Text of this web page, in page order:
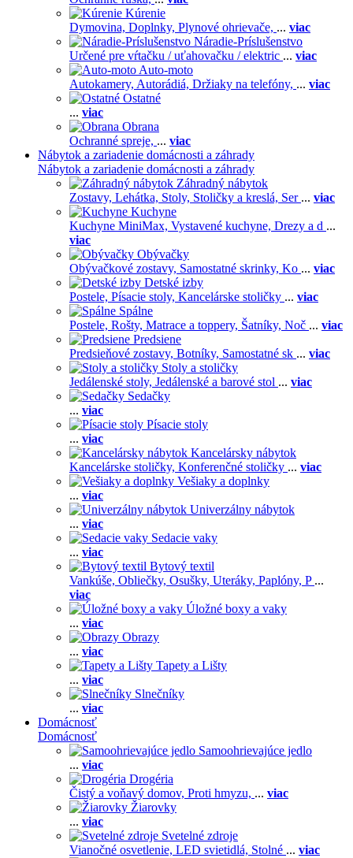
Kúrenie
Dymovina, Doplnky, Plynové ohrievače, ... viac
Náradie-Príslušenstvo
Určené pre vŕtačku / uťahovačku / elektric ... viac
Auto-moto
Autokamery, Autorádiá, Držiaky na telefóny, ... viac
Ostatné
... viac
Obrana
Ochranné spreje, ... viac
Nábytok a zariadenie domácnosti a záhrady
Nábytok a zariadenie domácnosti a záhrady
Záhradný nábytok
Zostavy, Lehátka, Stoly, Stoličky a kreslá, Ser ... viac
Kuchyne
Kuchyne MiniMax, Vystavené kuchyne, Drezy a d ...
viac
Obývačky
Obývačkové zostavy, Samostatné skrinky, Ko ... viac
Detské izby
Postele, Písacie stoly, Kancelárske stoličky ... viac
Spálne
Postele, Rošty, Matrace a toppery, Šatníky, Noč ... viac
Predsiene
Predsieňové zostavy, Botníky, Samostatné sk ... viac
Stoly a stoličky
Jedálenské stoly, Jedálenské a barové stol ... viac
Sedačky
... viac
Písacie stoly
... viac
Kancelársky nábytok
Kancelárske stoličky, Konferenčné stoličky ... viac
Vešiaky a doplnky
... viac
Univerzálny nábytok
... viac
Sedacie vaky
... viac
Bytový textil
Vankúše, Obliečky, Osušky, Uteráky, Paplóny, P ...
viac
Úložné boxy a vaky
... viac
Obrazy
... viac
Tapety a Lišty
... viac
Slnečníky
... viac
Domácnosť
Domácnosť
Samoohrievajúce jedlo
... viac
Drogéria
Čistý a voňavý domov, Proti hmyzu, ... viac
Žiarovky
... viac
Svetelné zdroje
Vianočné osvetlenie, LED svietidlá, Stolné ... viac